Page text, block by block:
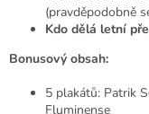
(pravděpodobně
Kdo dělá letní
Bonusový obsah:
5 plakátů: Patrik
Fluminense